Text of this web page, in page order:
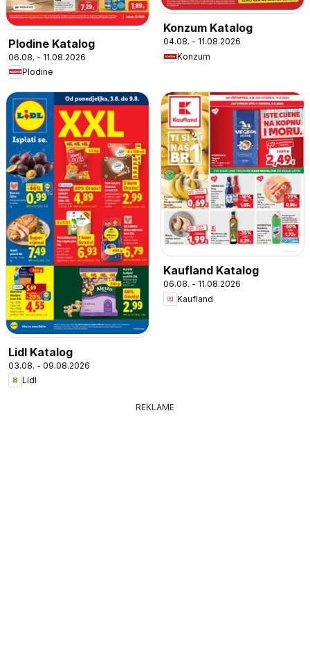
Plodine Katalog
06.08. - 11.08.2026
Plodine
Konzum Katalog
04.08. - 11.08.2026
Konzum
Lidl Katalog
03.08. - 09.08.2026
Lidl
Kaufland Katalog
06.08. - 11.08.2026
Kaufland
REKLAME